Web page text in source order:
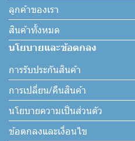
ลูกค้าของเรา
สินค้าทั้งหมด
นโยบายและข้อตกลง
การรับประกันสินค้า
การเปลี่ยน/คืนสินค้า
นโยบายความเป็นส่วนตัว
ข้อตกลงและเงื่อนไข